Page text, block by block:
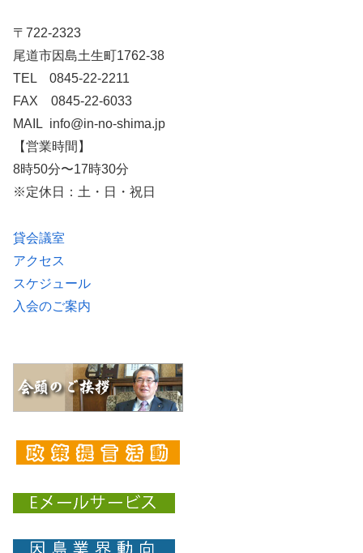
〒722-2323
尾道市因島土生町1762-38
TEL 0845-22-2211
FAX 0845-22-6033
MAIL info@in-no-shima.jp
【営業時間】
8時50分〜17時30分
※定休日：土・日・祝日
貸会議室
アクセス
スケジュール
入会のご案内